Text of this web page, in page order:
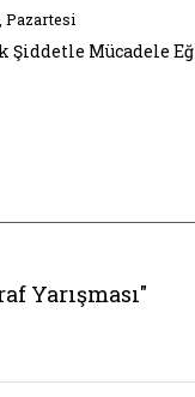
yonelik
Pazartesi
Şiddetle Mücadele
Yarışması"